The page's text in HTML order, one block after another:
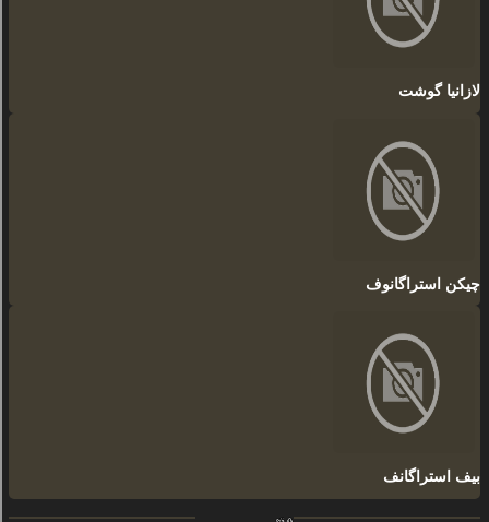
لازانیا گوشت
چیکن استراگانوف
بیف استراگانف